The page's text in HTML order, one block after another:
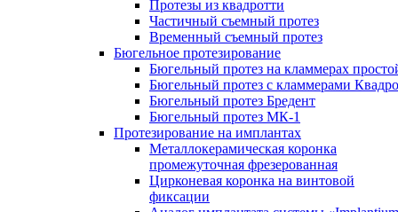
Протезы из квадротти
Частичный съемный протез
Временный съемный протез
Бюгельное протезирование
Бюгельный протез на кламмерах
Бюгельный протез с кламмерами
Бюгельный протез Бредент
Бюгельный протез МК-1
Протезирование на имплантах
Металлокерамическая коронка
промежуточная фрезерованная
Цирконевая коронка на винтовой
фиксации